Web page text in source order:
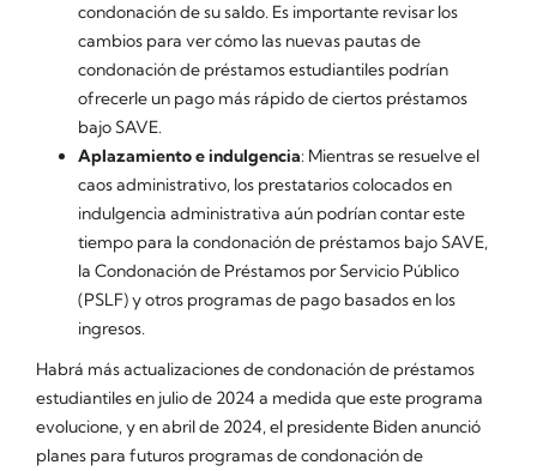
condonación de su saldo. Es importante revisar los
cambios para ver cómo las nuevas pautas de
condonación de préstamos estudiantiles podrían
ofrecerle un pago más rápido de ciertos préstamos
bajo SAVE.
Aplazamiento e indulgencia: Mientras se resuelve el
caos administrativo, los prestatarios colocados en
indulgencia administrativa aún podrían contar este
tiempo para la condonación de préstamos bajo SAVE,
la Condonación de Préstamos por Servicio Público
(PSLF) y otros programas de pago basados en los
ingresos.
Habrá más actualizaciones de condonación de préstamos
estudiantiles en julio de 2024 a medida que este programa
evolucione, y en abril de 2024, el presidente Biden anunció
planes para futuros programas de condonación de